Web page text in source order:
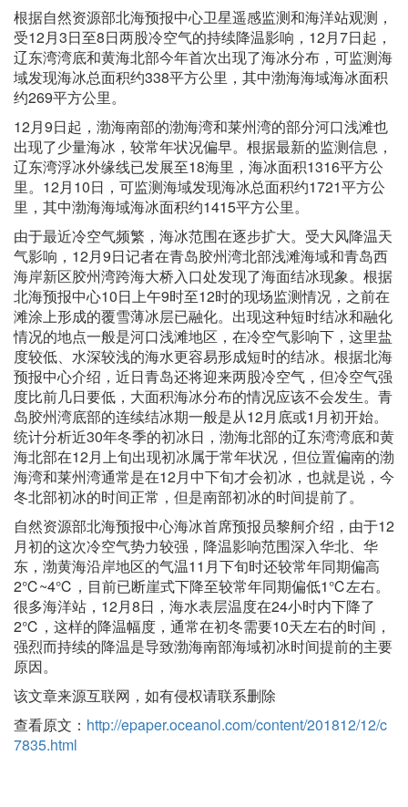
根据自然资源部北海预报中心卫星遥感监测和海洋站观测，
受12月3日至8日两股冷空气的持续降温影响，12月7日起，
辽东湾湾底和黄海北部今年首次出现了海冰分布，可监测海
域发现海冰总面积约338平方公里，其中渤海海域海冰面积
约269平方公里。
12月9日起，渤海南部的渤海湾和莱州湾的部分河口浅滩也
出现了少量海冰，较常年状况偏早。根据最新的监测信息，
辽东湾浮冰外缘线已发展至18海里，海冰面积1316平方公
里。12月10日，可监测海域发现海冰总面积约1721平方公
里，其中渤海海域海冰面积约1415平方公里。
由于最近冷空气频繁，海冰范围在逐步扩大。受大风降温天
气影响，12月9日记者在青岛胶州湾北部浅滩海域和青岛西
海岸新区胶州湾跨海大桥入口处发现了海面结冰现象。根据
北海预报中心10日上午9时至12时的现场监测情况，之前在
滩涂上形成的覆雪薄冰层已融化。出现这种短时结冰和融化
情况的地点一般是河口浅滩地区，在冷空气影响下，这里盐
度较低、水深较浅的海水更容易形成短时的结冰。根据北海
预报中心介绍，近日青岛还将迎来两股冷空气，但冷空气强
度比前几日要低，大面积海冰分布的情况应该不会发生。青
岛胶州湾底部的连续结冰期一般是从12月底或1月初开始。
统计分析近30年冬季的初冰日，渤海北部的辽东湾湾底和黄
海北部在12月上旬出现初冰属于常年状况，但位置偏南的渤
海湾和莱州湾通常是在12月中下旬才会初冰，也就是说，今
冬北部初冰的时间正常，但是南部初冰的时间提前了。
自然资源部北海预报中心海冰首席预报员黎舸介绍，由于12
月初的这次冷空气势力较强，降温影响范围深入华北、华
东，渤黄海沿岸地区的气温11月下旬时还较常年同期偏高
2℃~4℃，目前已断崖式下降至较常年同期偏低1℃左右。
很多海洋站，12月8日，海水表层温度在24小时内下降了
2℃，这样的降温幅度，通常在初冬需要10天左右的时间，
强烈而持续的降温是导致渤海南部海域初冰时间提前的主要
原因。
该文章来源互联网，如有侵权请联系删除
查看原文： http://epaper.oceanol.com/content/201812/12/c
7835.html